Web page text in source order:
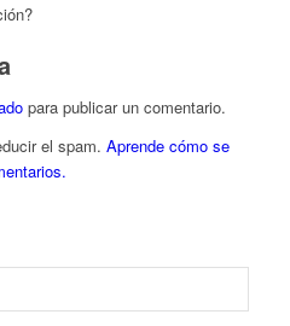
para publicar un comentario.
el spam. Aprende cómo se